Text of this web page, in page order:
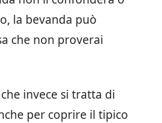
la bevanda può
che non proverai
invece si tratta di
per coprire il tipico